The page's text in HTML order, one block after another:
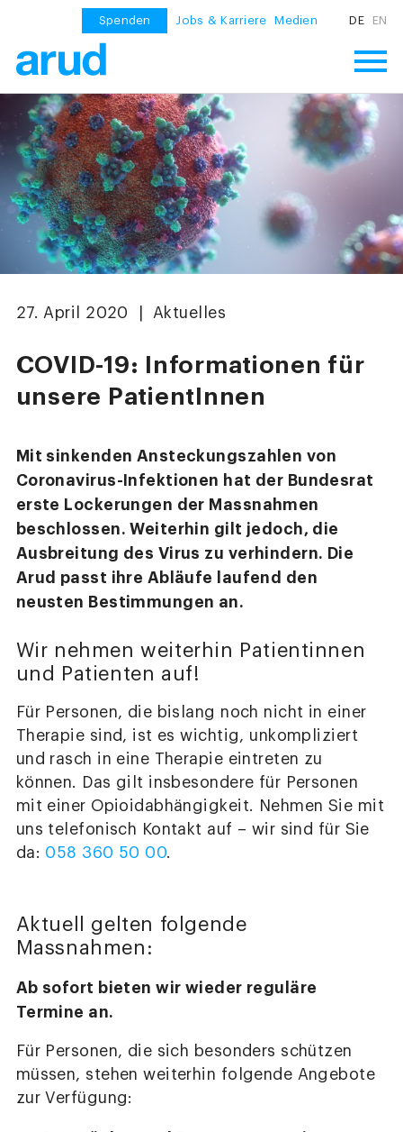
Spenden Jobs & Karriere Medien DE EN
27. April 2020 | Aktuelles
COVID-19: Informationen für
unsere PatientInnen
Mit sinkenden Ansteckungszahlen von
Coronavirus-Infektionen hat der Bundesrat
erste Lockerungen der Massnahmen
beschlossen. Weiterhin gilt jedoch, die
Ausbreitung des Virus zu verhindern. Die
Arud passt ihre Abläufe laufend den
neusten Bestimmungen an.
Wir nehmen weiterhin Patientinnen
und Patienten auf!
Für Personen, die bislang noch nicht in einer
Therapie sind, ist es wichtig, unkompliziert
und rasch in eine Therapie eintreten zu
können. Das gilt insbesondere für Personen
mit einer Opioidabhängigkeit. Nehmen Sie mit
uns telefonisch Kontakt auf – wir sind für Sie
da: 058 360 50 00.
Aktuell gelten folgende
Massnahmen:
Ab sofort bieten wir wieder reguläre
Termine an.
Für Personen, die sich besonders schützen
müssen, stehen weiterhin folgende Angebote
zur Verfügung: